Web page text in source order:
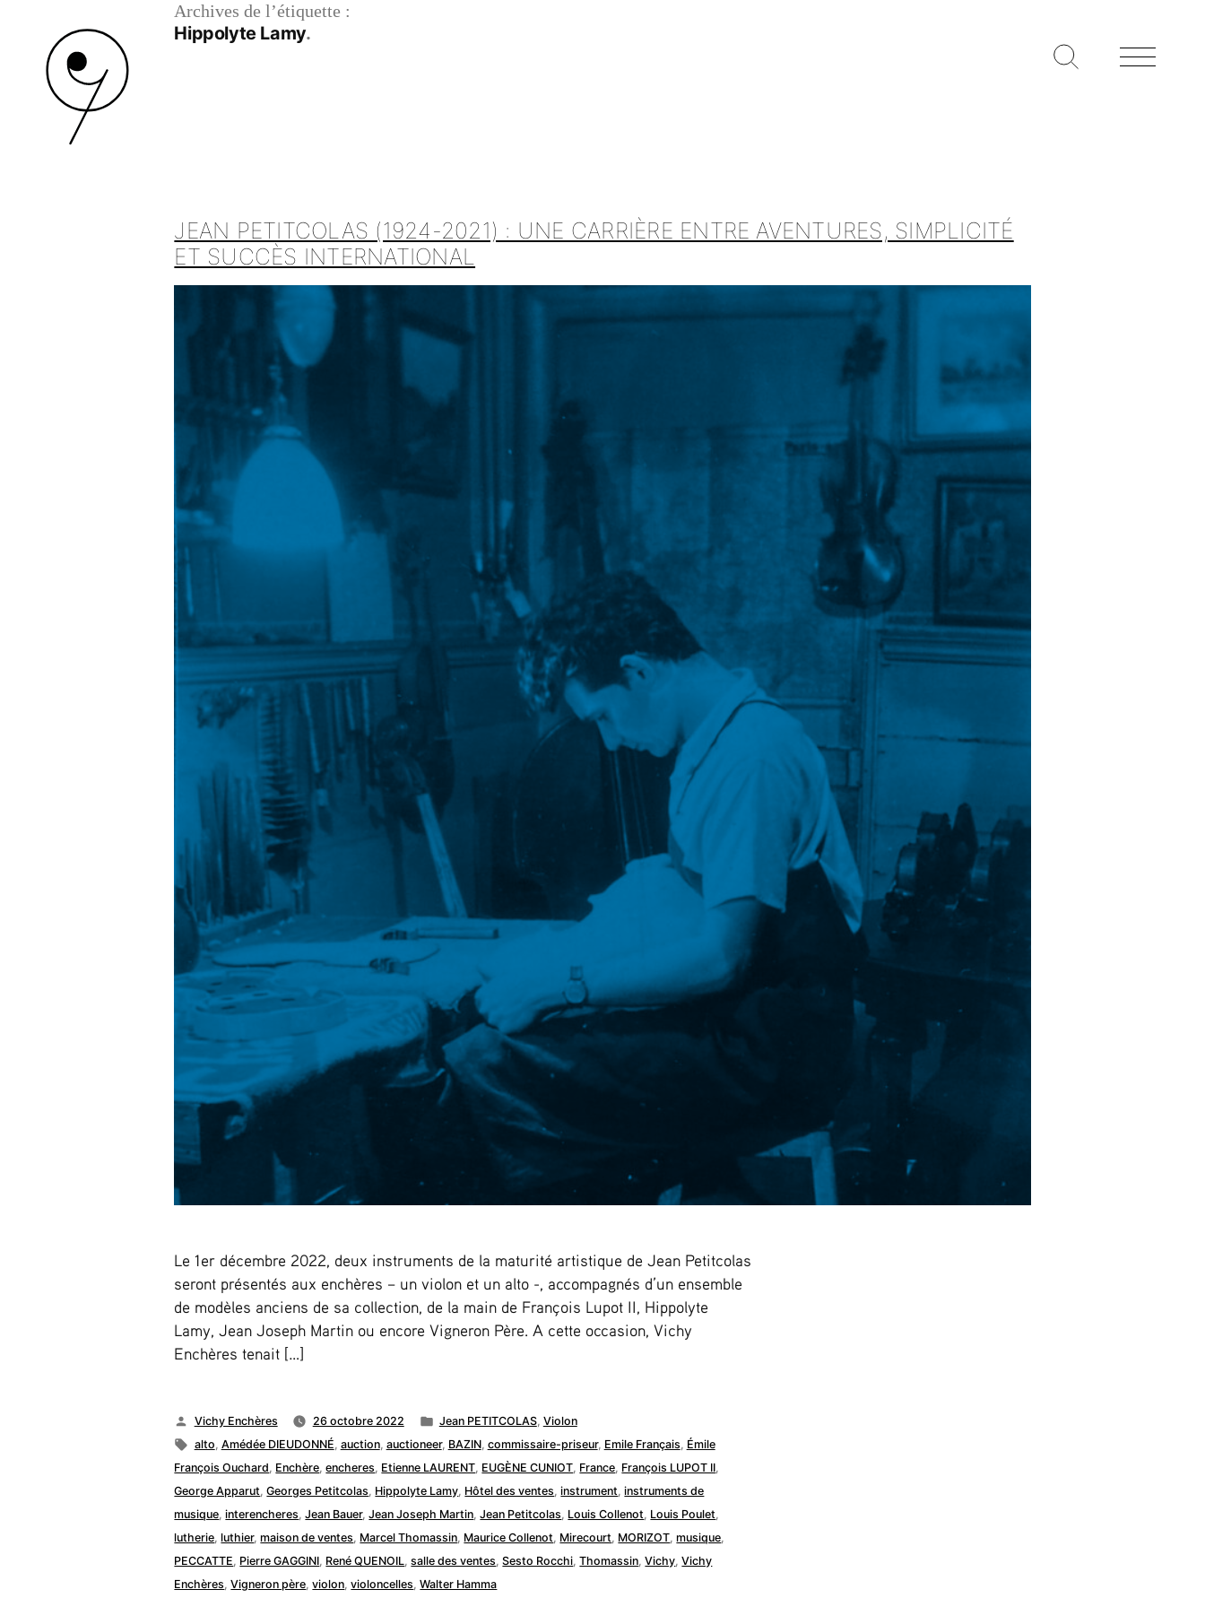
Archives de l’étiquette :
Hippolyte Lamy
JEAN PETITCOLAS (1924-2021) : UNE CARRIÈRE ENTRE AVENTURES, SIMPLICITÉ
ET SUCCÈS INTERNATIONAL
Le 1er décembre 2022, deux instruments de la maturité artistique de Jean Petitcolas
seront présentés aux enchères – un violon et un alto -, accompagnés d’un ensemble
de modèles anciens de sa collection, de la main de François Lupot II, Hippolyte
Lamy, Jean Joseph Martin ou encore Vigneron Père. A cette occasion, Vichy
Enchères tenait […]
Publié
par
Vichy Enchères 26 octobre 2022
Publié
dans
Jean PETITCOLAS, Violon
Étiquettes :
alto Amédée DIEUDONNÉ auction, auctioneer, BAZIN, commissaire-priseur, Emile Français Émile
François Ouchard Enchère ,encheres Etienne LAURENT EUGÈNE CUNIOT France François LUPOT II
George Apparut ,Georges Petitcolas Hippolyte Lamy Hôtel des ventes ,instrument ,instruments de
musique ,interencheres ,Jean Bauer,Jean Joseph Martin ,Jean Petitcolas Louis Collenot Louis Poulet
lutherie ,luthier,maison de ventes Marcel Thomassin Maurice Collenot Mirecourt MORIZOT ,musique
PECCATTE Pierre GAGGINI René QUENOIL ,salle des ventes ,Sesto Rocchi ,Thomassin ,Vichy ,Vichy
Enchères ,Vigneron père ,violon ,violoncelles ,Walter Hamma